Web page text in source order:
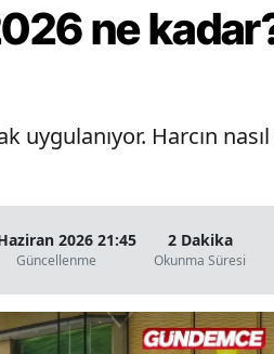
Bitlis
Bolu
ne
uygulanıyor. Harcın
2026 21:45
Güncellenme
2 Dakika
Okunma Süresi